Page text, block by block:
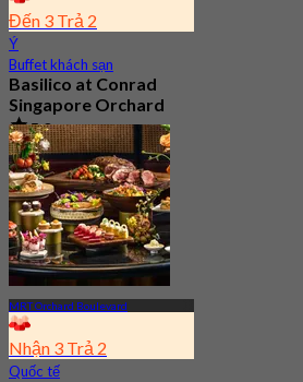
Đến 3 Trả 2
Ý
Buffet khách sạn
Basilico at Conrad
Singapore Orchard
5.0
1.4K Đã đặt chỗ
TừS$ 54.35
MRT Orchard Boulevard
Nhận 3 Trả 2
Quốc tế